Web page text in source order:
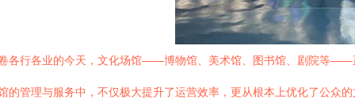
各行各业的今天，文化场馆——博物馆、美术馆、图书馆、剧院等——
的管理与服务中，不仅极大提升了运营效率，更从根本上优化了公众